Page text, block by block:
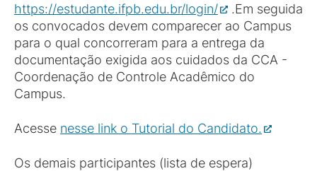
https://estudante.ifpb.edu.br/login/
.Em seguida
os convocados devem comparecer ao Campus
para o qual concorreram para a entrega da
documentação exigida aos cuidados da CCA -
Coordenação de Controle Acadêmico do
Campus.
Acesse nesse link o Tutorial do Candidato.
Os demais participantes (lista de espera)